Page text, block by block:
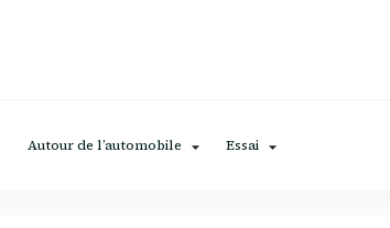
Autour de l’automobile Essai